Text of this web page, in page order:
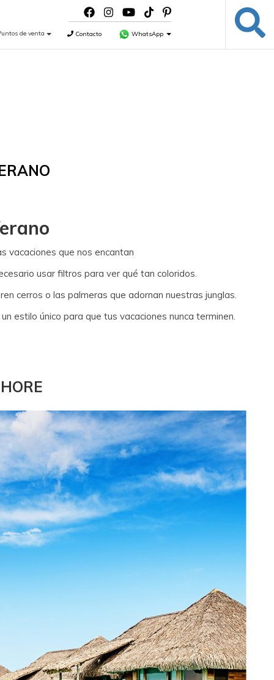
de venta Contacto WhatsApp
vacaciones que nos encantan
usar filtros para ver qué tan coloridos.
cerros o las palmeras que adornan nuestras junglas.
estilo único para que tus vacaciones nunca terminen.